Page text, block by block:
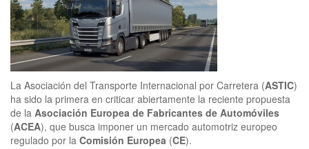
La Asociación del Transporte Internacional por Carretera (ASTIC)
ha sido la primera en criticar abiertamente la reciente propuesta
de la Asociación Europea de Fabricantes de Automóviles
(ACEA), que busca imponer un mercado automotriz europeo
regulado por la Comisión Europea (CE).